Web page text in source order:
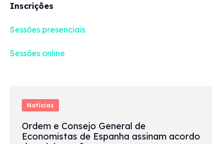
Notícias
Ordem e Consejo General de
Economistas de Espanha assinam acordo
Inscrições
Sessões presenciais
Sessões online